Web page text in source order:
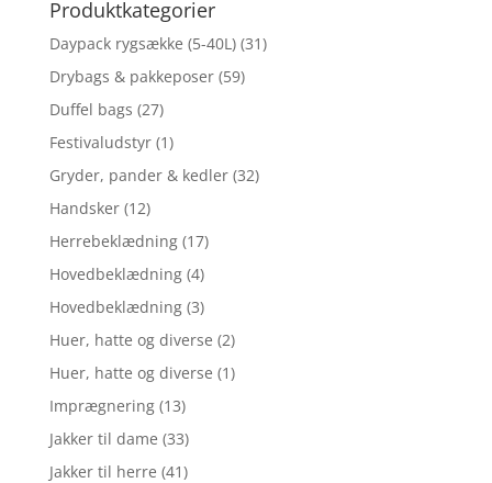
Produktkategorier
Daypack rygsække (5-40L) (31)
Drybags & pakkeposer (59)
Duffel bags (27)
Festivaludstyr (1)
Gryder, pander & kedler (32)
Handsker (12)
Herrebeklædning (17)
Hovedbeklædning (4)
Hovedbeklædning (3)
Huer, hatte og diverse (2)
Huer, hatte og diverse (1)
Imprægnering (13)
Jakker til dame (33)
Jakker til herre (41)